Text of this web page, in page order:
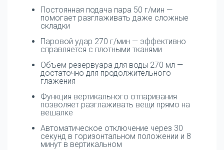
Постоянная подача пара 50 г/мин —
помогает разглаживать даже сложные
складки
Паровой удар 270 г/мин — эффективно
справляется с плотными тканями
Объем резервуара для воды 270 мл —
достаточно для продолжительного
глажения
Функция вертикального отпаривания
позволяет разглаживать вещи прямо на
вешалке
Автоматическое отключение через 30
секунд в горизонтальном положении и 8
минут в вертикальном